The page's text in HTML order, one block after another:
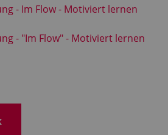
- Im Flow - Motiviert lernen
- "Im Flow" - Motiviert lernen